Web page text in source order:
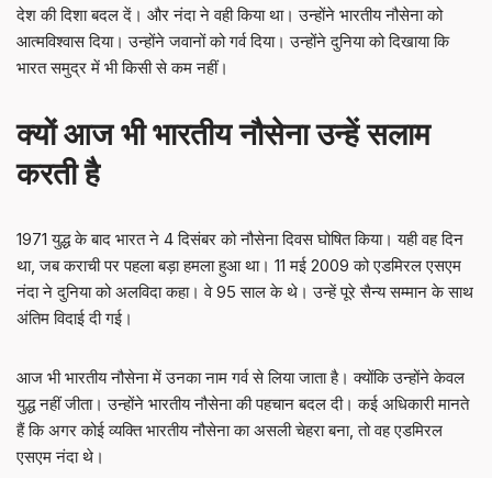
देश की दिशा बदल दें। और नंदा ने वही किया था। उन्होंने भारतीय नौसेना को
आत्मविश्वास दिया। उन्होंने जवानों को गर्व दिया। उन्होंने दुनिया को दिखाया कि
भारत समुद्र में भी किसी से कम नहीं।
क्यों आज भी भारतीय नौसेना उन्हें सलाम
करती है
1971 युद्ध के बाद भारत ने 4 दिसंबर को नौसेना दिवस घोषित किया। यही वह दिन
था, जब कराची पर पहला बड़ा हमला हुआ था। 11 मई 2009 को एडमिरल एसएम
नंदा ने दुनिया को अलविदा कहा। वे 95 साल के थे। उन्हें पूरे सैन्य सम्मान के साथ
अंतिम विदाई दी गई।
आज भी भारतीय नौसेना में उनका नाम गर्व से लिया जाता है। क्योंकि उन्होंने केवल
युद्ध नहीं जीता। उन्होंने भारतीय नौसेना की पहचान बदल दी। कई अधिकारी मानते
हैं कि अगर कोई व्यक्ति भारतीय नौसेना का असली चेहरा बना, तो वह एडमिरल
एसएम नंदा थे।